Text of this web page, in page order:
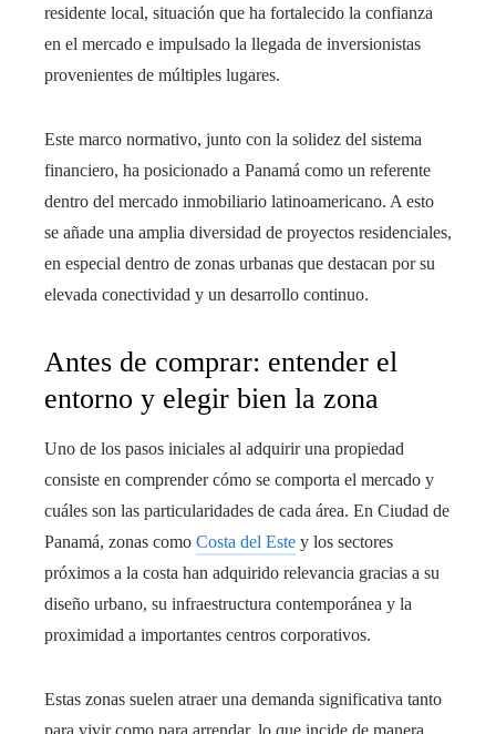
residente local, situación que ha fortalecido la confianza
en el mercado e impulsado la llegada de inversionistas
provenientes de múltiples lugares.
Este marco normativo, junto con la solidez del sistema
financiero, ha posicionado a Panamá como un referente
dentro del mercado inmobiliario latinoamericano. A esto
se añade una amplia diversidad de proyectos residenciales,
en especial dentro de zonas urbanas que destacan por su
elevada conectividad y un desarrollo continuo.
Antes de comprar: entender el
entorno y elegir bien la zona
Uno de los pasos iniciales al adquirir una propiedad
consiste en comprender cómo se comporta el mercado y
cuáles son las particularidades de cada área. En Ciudad de
Panamá, zonas como Costa del Este y los sectores
próximos a la costa han adquirido relevancia gracias a su
diseño urbano, su infraestructura contemporánea y la
proximidad a importantes centros corporativos.
Estas zonas suelen atraer una demanda significativa tanto
para vivir como para arrendar, lo que incide de manera